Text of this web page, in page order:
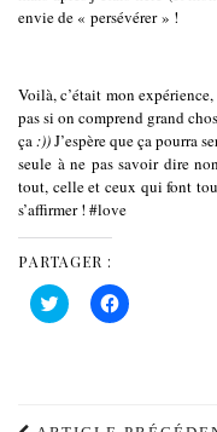
envie de « persévérer » !
Voilà, c’était mon
pas si on comprend grand
ça:))J’espère que ça pourra
seule à ne pas savoir dire
tout, celle et ceux qui font
s’affirmer ! #love
PARTAGER :
Cliquez
pour
fenêtre)
Cliquez
pour
fenêtre)